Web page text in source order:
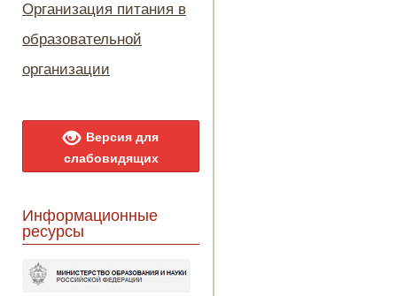
Организация питания в
образовательной
организации
Версия для
слабовидящих
Информационные
ресурсы